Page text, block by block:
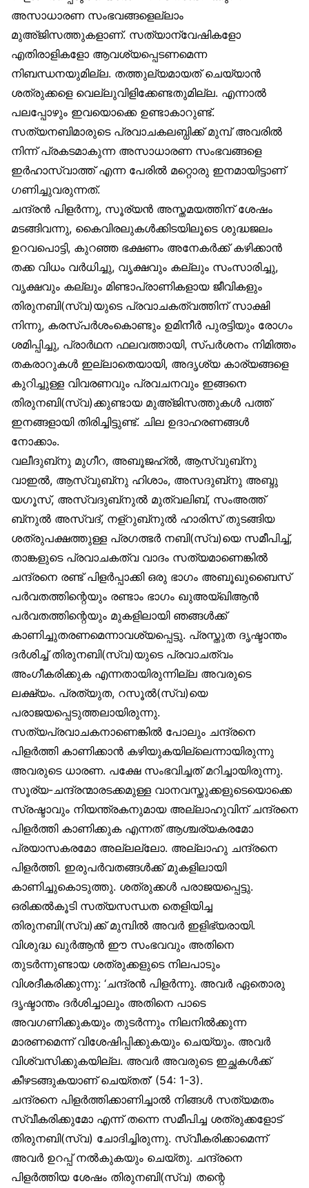
അസാധാരണ സംഭവങ്ങളെല്ലാം
മുഅ്ജിസത്തുകളാണ്. സത്യാന്വേഷികളോ
എതിരാളികളോ ആവശ്യപ്പെടണമെന്ന
നിബന്ധനയുമില്ല. തത്തുല്യമായത് ചെയ്യാൻ
ശത്രുക്കളെ വെല്ലുവിളിക്കേണ്ടതുമില്ല. എന്നാൽ
പലപ്പോഴും ഇവയൊക്കെ ഉണ്ടാകാറുണ്ട്.
സത്യനബിമാരുടെ പ്രവാചകലബ്ധിക്ക് മുമ്പ് അവരിൽ
നിന്ന് പ്രകടമാകുന്ന അസാധാരണ സംഭവങ്ങളെ
ഇർഹാസ്വാത്ത് എന്ന പേരിൽ മറ്റൊരു ഇനമായിട്ടാണ്
ഗണിച്ചുവരുന്നത്.
ചന്ദ്രൻ പിളർന്നു, സൂര്യൻ അസ്തമയത്തിന് ശേഷം
മടങ്ങിവന്നു, കൈവിരലുകൾക്കിടയിലൂടെ ശുദ്ധജലം
ഉറവപൊട്ടി, കുറഞ്ഞ ഭക്ഷണം അനേകർക്ക് കഴിക്കാൻ
തക്ക വിധം വർധിച്ചു, വൃക്ഷവും കല്ലും സംസാരിച്ചു,
വൃക്ഷവും കല്ലും മിണ്ടാപ്രാണികളായ ജീവികളും
തിരുനബി(സ്വ)യുടെ പ്രവാചകത്വത്തിന് സാക്ഷി
നിന്നു, കരസ്പർശംകൊണ്ടും ഉമിനീർ പുരട്ടിയും രോഗം
ശമിപ്പിച്ചു, പ്രാർഥന ഫലവത്തായി, സ്പർശനം നിമിത്തം
തകരാറുകൾ ഇല്ലാതെയായി, അദൃശ്യ കാര്യങ്ങളെ
കുറിച്ചുള്ള വിവരണവും പ്രവചനവും ഇങ്ങനെ
തിരുനബി(സ്വ)ക്കുണ്ടായ മുഅ്ജിസത്തുകൾ പത്ത്
ഇനങ്ങളായി തിരിച്ചിട്ടുണ്ട്. ചില ഉദാഹരണങ്ങൾ
നോക്കാം.
വലീദുബ്‌നു മുഗീറ, അബൂജഹ്ൽ, ആസ്വുബ്‌നു
വാഇൽ, ആസ്വുബ്‌നു ഹിശാം, അസദുബ്‌നു അബ്ദു
യഗൂസ്, അസ്‌വദുബ്‌നുൽ മുത്വലിബ്, സംഅത്ത്
ബ്‌നുൽ അസ്‌വദ്, നള്‌റുബ്‌നുൽ ഹാരിസ് തുടങ്ങിയ
ശത്രുപക്ഷത്തുള്ള പ്രഗത്ഭർ നബി(സ്വ)യെ സമീപിച്ച്,
താങ്കളുടെ പ്രവാചകത്വ വാദം സത്യമാണെങ്കിൽ
ചന്ദ്രനെ രണ്ട് പിളർപ്പാക്കി ഒരു ഭാഗം അബൂഖുബൈസ്
പർവതത്തിന്റെയും രണ്ടാം ഭാഗം ഖുഅയ്ഖിആൻ
പർവതത്തിന്റെയും മുകളിലായി ഞങ്ങൾക്ക്
കാണിച്ചുതരണമെന്നാവശ്യപ്പെട്ടു. പ്രസ്തുത ദൃഷ്ടാന്തം
ദർശിച്ച് തിരുനബി(സ്വ)യുടെ പ്രവാചത്വം
അംഗീകരിക്കുക എന്നതായിരുന്നില്ല അവരുടെ
ലക്ഷ്യം. പ്രത്യുത, റസൂൽ(സ്വ)യെ
പരാജയപ്പെടുത്തലായിരുന്നു.
സത്യപ്രവാചകനാണെങ്കിൽ പോലും ചന്ദ്രനെ
പിളർത്തി കാണിക്കാൻ കഴിയുകയില്ലെന്നായിരുന്നു
അവരുടെ ധാരണ. പക്ഷേ സംഭവിച്ചത് മറിച്ചായിരുന്നു.
സൂര്യ-ചന്ദ്രന്മാരടക്കമുള്ള വാനവസ്തുക്കളുടെയൊക്കെ
സ്രഷ്ടാവും നിയന്ത്രകനുമായ അല്ലാഹുവിന് ചന്ദ്രനെ
പിളർത്തി കാണിക്കുക എന്നത് ആശ്ചര്യകരമോ
പ്രയാസകരമോ അല്ലല്ലോ. അല്ലാഹു ചന്ദ്രനെ
പിളർത്തി. ഇരുപർവതങ്ങൾക്ക് മുകളിലായി
കാണിച്ചുകൊടുത്തു. ശത്രുക്കൾ പരാജയപ്പെട്ടു.
ഒരിക്കൽകൂടി സത്യസന്ധത തെളിയിച്ച
തിരുനബി(സ്വ)ക്ക് മുമ്പിൽ അവർ ഇളിഭ്യരായി.
വിശുദ്ധ ഖുർആൻ ഈ സംഭവവും അതിനെ
തുടർന്നുണ്ടായ ശത്രുക്കളുടെ നിലപാടും
വിശദീകരിക്കുന്നു: ‘ചന്ദ്രൻ പിളർന്നു. അവർ ഏതൊരു
ദൃഷ്ടാന്തം ദർശിച്ചാലും അതിനെ പാടെ
അവഗണിക്കുകയും തുടർന്നും നിലനിൽക്കുന്ന
മാരണമെന്ന് വിശേഷിപ്പിക്കുകയും ചെയ്യും. അവർ
വിശ്വസിക്കുകയില്ല. അവർ അവരുടെ ഇച്ഛകൾക്ക്
കീഴടങ്ങുകയാണ് ചെയ്തത്’ (54: 1-3).
ചന്ദ്രനെ പിളർത്തിക്കാണിച്ചാൽ നിങ്ങൾ സത്യമതം
സ്വീകരിക്കുമോ എന്ന് തന്നെ സമീപിച്ച ശത്രുക്കളോട്
തിരുനബി(സ്വ) ചോദിച്ചിരുന്നു. സ്വീകരിക്കാമെന്ന്
അവർ ഉറപ്പ് നൽകുകയും ചെയ്തു. ചന്ദ്രനെ
പിളർത്തിയ ശേഷം തിരുനബി(സ്വ) തന്റെ